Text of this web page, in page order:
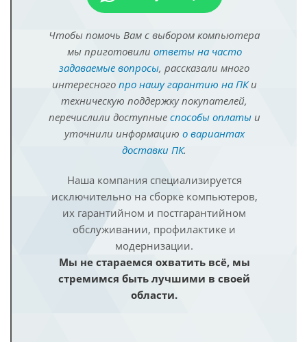
Чтобы помочь Вам с выбором компьютера
мы приготовили ответы на часто
задаваемые вопросы, рассказали много
интересного про нашу гарантию на ПКи
техническую поддержку покупателей,
перечислили доступные способы оплатыи
уточнили информацию о вариантах
доставки ПК.
Наша компания специализируется
исключительно на сборке компьютеров,
их гарантийном и постгарантийном
обслуживании, профилактике и
модернизации.
Мы не стараемся охватить всё, мы
стремимся быть лучшими в своей
области.